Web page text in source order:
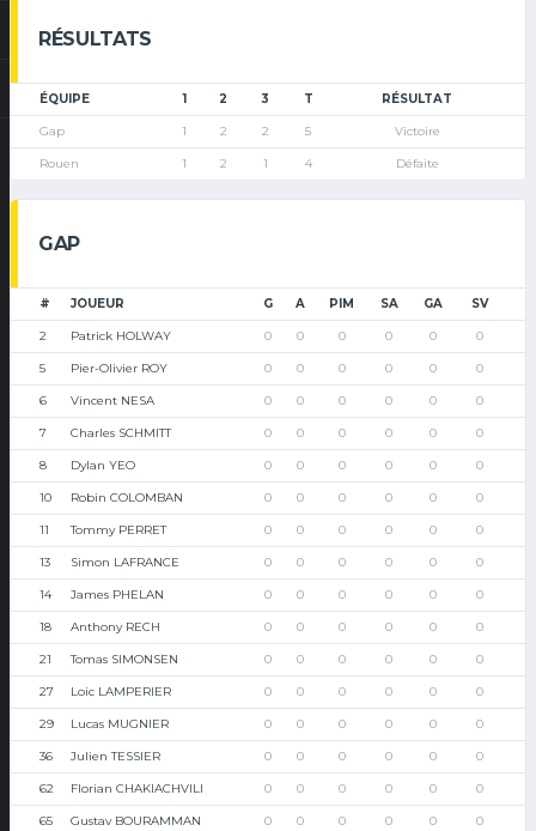
RÉSULTATS
ÉQUIPE 1 2 3 T RÉSULTAT
Gap 1 2 2 5 Victoire
Rouen 1 2 1 4 Défaite
GAP
# JOUEUR G A PIM SA GA SV
2 Patrick HOLWAY 0 0 0 0 0 0
5 Pier-Olivier ROY 0 0 0 0 0 0
6 Vincent NESA 0 0 0 0 0 0
7 Charles SCHMITT 0 0 0 0 0 0
8 Dylan YEO 0 0 0 0 0 0
10 Robin COLOMBAN 0 0 0 0 0 0
11 Tommy PERRET 0 0 0 0 0 0
13 Simon LAFRANCE 0 0 0 0 0 0
14 James PHELAN 0 0 0 0 0 0
18 Anthony RECH 0 0 0 0 0 0
21 Tomas SIMONSEN 0 0 0 0 0 0
27 Loic LAMPERIER 0 0 0 0 0 0
29 Lucas MUGNIER 0 0 0 0 0 0
36 Julien TESSIER 0 0 0 0 0 0
62 Florian CHAKIACHVILI 0 0 0 0 0 0
65 Gustav BOURAMMAN 0 0 0 0 0 0